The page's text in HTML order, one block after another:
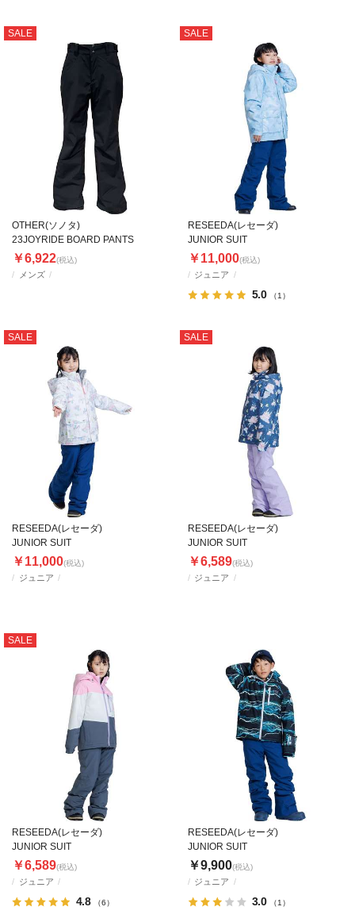
SALE
メンズ
OTHER(ソノタ)
23JOYRIDE BOARD PANTS
￥6,922(税込)
SALE
ジュニア
5.0 （1）
RESEEDA(レセーダ)
JUNIOR SUIT
￥11,000(税込)
SALE
ジュニア
RESEEDA(レセーダ)
JUNIOR SUIT
￥11,000(税込)
SALE
ジュニア
RESEEDA(レセーダ)
JUNIOR SUIT
￥6,589(税込)
SALE
ジュニア
4.8 （6）
RESEEDA(レセーダ)
JUNIOR SUIT
￥6,589(税込)
ジュニア
3.0 （1）
RESEEDA(レセーダ)
JUNIOR SUIT
￥9,900(税込)